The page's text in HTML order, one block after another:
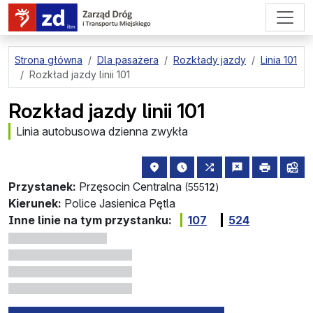
przejdź do treści strony
Strona główna Dla pasażera Rozkłady jazdy
Linia 101
Rozkład jazdy linii 101
Rozkład jazdy linii 101
Linia autobusowa dzienna zwykła
Przystanek: Przęsocin Centralna (55512)
lokalizacja przystanku na mapie
najbliższe odjazdy z tego
wszystkie linie
zgłośdrukuj
Kierunek: Police Jasienica Pętla
Inne linie na tym przystanku:
107 524